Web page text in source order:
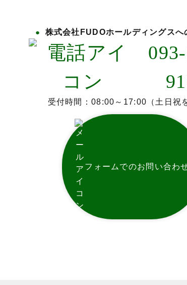
株式会社FUDOホールディングスへ
受付時間：08:00～17:00（土日祝
フォームでのお問い合わ